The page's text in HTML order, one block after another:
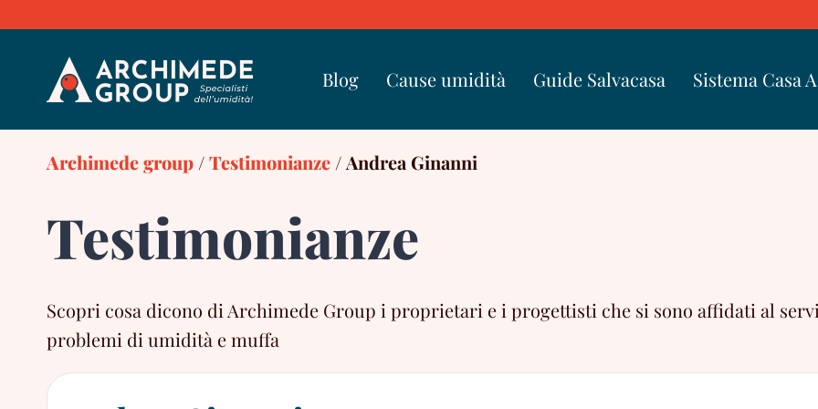
content
Blog Cause umidità Guide Salvacasa Sistema Casa
Archimede group /Testimonianze /Andrea Ginanni
Testimonianze
Scopri cosa dicono di Archimede Group i proprietari e i progettisti che si sono affidati al
problemi di umidità e muffa